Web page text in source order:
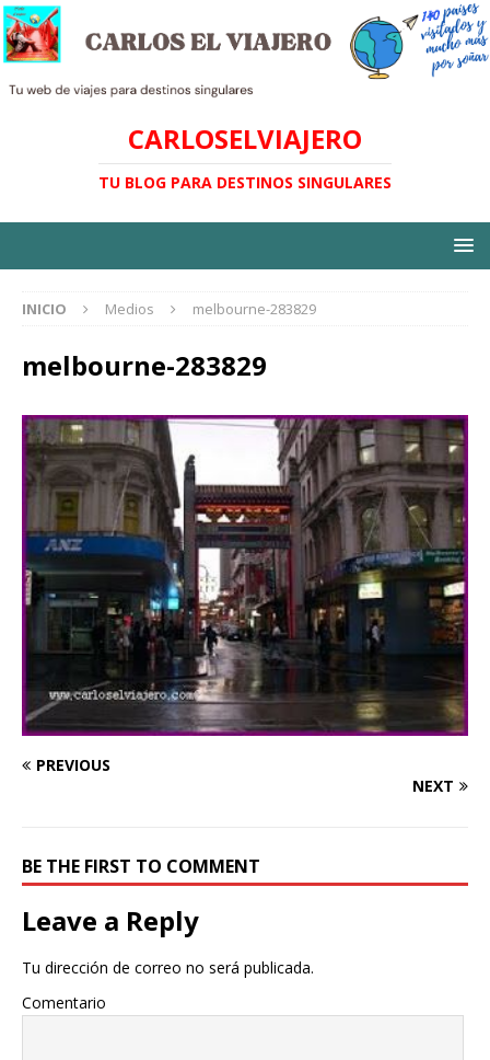
CARLOSELVIAJERO
TU BLOG PARA DESTINOS SINGULARES
INICIO Medios melbourne-283829
melbourne-283829
PREVIOUS
NEXT
BE THE FIRST TO COMMENT
Leave a Reply
Tu dirección de correo no será publicada.
Comentario